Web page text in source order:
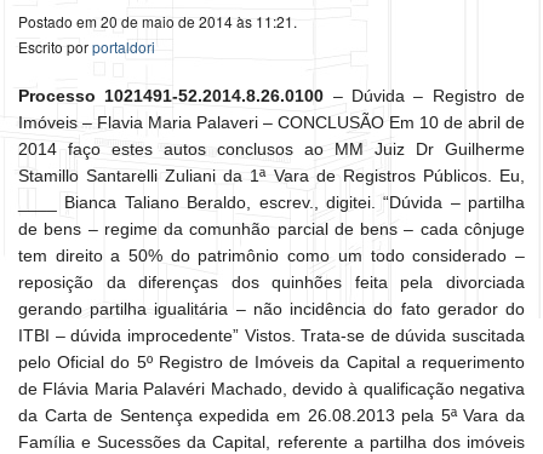
Postado em 20 de maio de 2014 às 11:21.
Escrito porportaldori
Processo 1021491-52.2014.8.26.0100 – Dúvida – Registro de
Imóveis – Flavia Maria Palaveri – CONCLUSÃO Em 10 de abril de
2014 faço estes autos conclusos ao MM Juiz Dr Guilherme
Stamillo Santarelli Zuliani da 1ª Vara de Registros Públicos. Eu,
____ Bianca Taliano Beraldo, escrev., digitei. “Dúvida – partilha
de bens – regime da comunhão parcial de bens – cada cônjuge
tem direito a 50% do patrimônio como um todo considerado –
reposição da diferenças dos quinhões feita pela divorciada
gerando partilha igualitária – não incidência do fato gerador do
ITBI – dúvida improcedente” Vistos. Trata-se de dúvida suscitada
pelo Oficial do 5º Registro de Imóveis da Capital a requerimento
de Flávia Maria Palavéri Machado, devido à qualificação negativa
da Carta de Sentença expedida em 26.08.2013 pela 5ª Vara da
Família e Sucessões da Capital, referente a partilha dos imóveis